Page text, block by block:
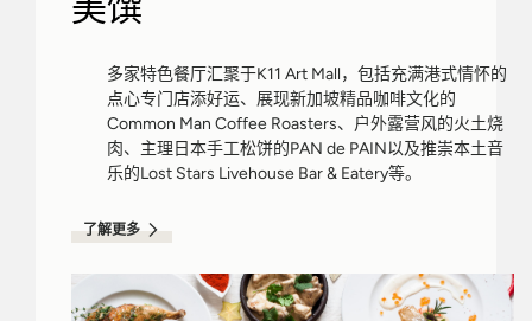
多家特色餐厅汇聚于K11 Art Mall，包括充满港式情怀的
点心专门店添好运、展现新加坡精品咖啡文化的
Common Man Coffee Roasters、户外露营风的火土烧
肉、主理日本手工松饼的PAN de PAIN以及推崇本土音
乐的Lost Stars Livehouse Bar & Eatery等。
了解更多